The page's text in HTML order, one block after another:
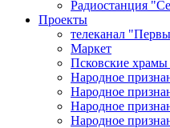
Радиостанция
Проекты
телеканал
Маркет
Псковские
Народное
Народное
Народное
Народное